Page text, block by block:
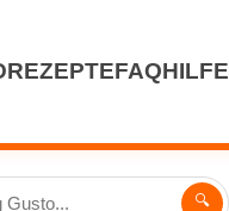
REZEPTEFAQHILFE
🔍